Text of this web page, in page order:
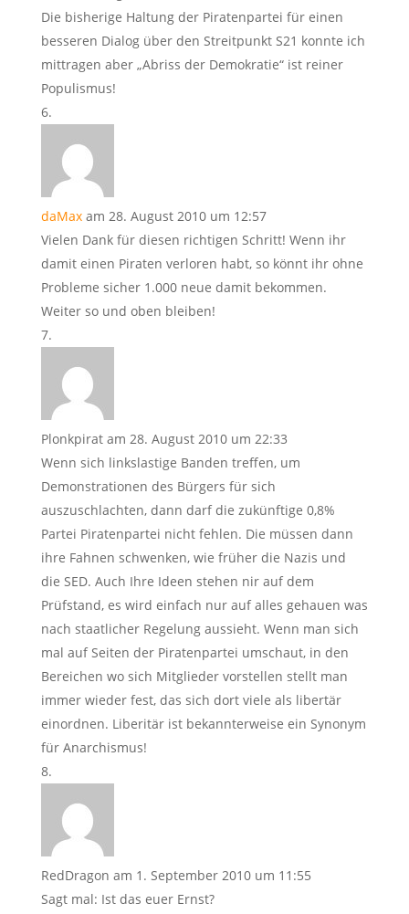
Die bisherige Haltung der Piratenpartei für einen
besseren Dialog über den Streitpunkt S21 konnte ich
mittragen aber „Abriss der Demokratie“ ist reiner
Populismus!
daMax am 28. August 2010 um 12:57
Vielen Dank für diesen richtigen Schritt! Wenn ihr
damit einen Piraten verloren habt, so könnt ihr ohne
Probleme sicher 1.000 neue damit bekommen.
Weiter so und oben bleiben!
Plonkpirat am 28. August 2010 um 22:33
Wenn sich linkslastige Banden treffen, um
Demonstrationen des Bürgers für sich
auszuschlachten, dann darf die zukünftige 0,8%
Partei Piratenpartei nicht fehlen. Die müssen dann
ihre Fahnen schwenken, wie früher die Nazis und
die SED. Auch Ihre Ideen stehen nir auf dem
Prüfstand, es wird einfach nur auf alles gehauen was
nach staatlicher Regelung aussieht. Wenn man sich
mal auf Seiten der Piratenpartei umschaut, in den
Bereichen wo sich Mitglieder vorstellen stellt man
immer wieder fest, das sich dort viele als libertär
einordnen. Liberitär ist bekannterweise ein Synonym
für Anarchismus!
RedDragon am 1. September 2010 um 11:55
Sagt mal: Ist das euer Ernst?